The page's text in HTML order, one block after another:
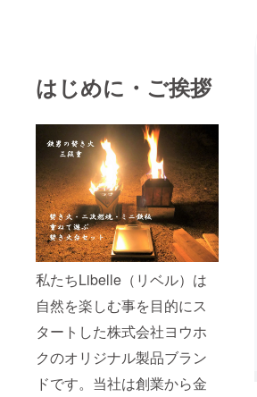
はじめに・ご挨拶
私たちLibelle（リベル）は
自然を楽しむ事を目的にス
タートした株式会社ヨウホ
クのオリジナル製品ブラン
ドです。当社は創業から金